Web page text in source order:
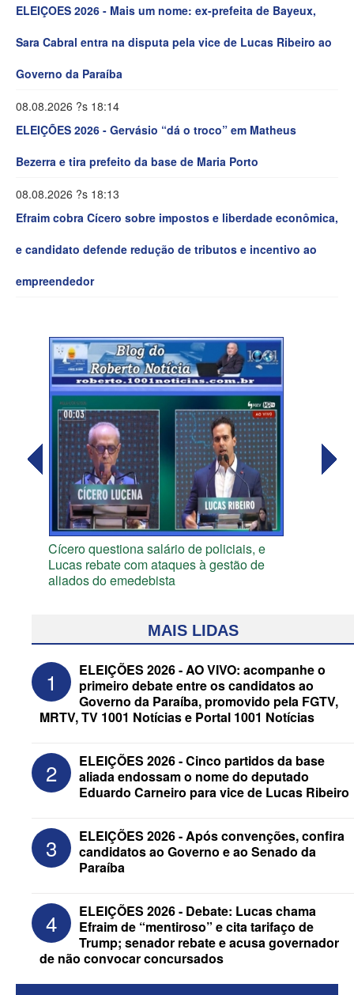
ELEIÇOES 2026 - Mais um nome: ex-prefeita de Bayeux,
Sara Cabral entra na disputa pela vice de Lucas Ribeiro ao
Governo da Paraíba
08.08.2026 ?s 18:14
ELEIÇÕES 2026 - Gervásio “dá o troco” em Matheus
Bezerra e tira prefeito da base de Maria Porto
08.08.2026 ?s 18:13
Efraim cobra Cícero sobre impostos e liberdade econômica,
e candidato defende redução de tributos e incentivo ao
empreendedor
Cícero questiona salário de policiais, e
Lucas rebate com ataques à gestão de
aliados do emedebista
reeleição, Veneziano escolhe segundo
suplente para o Senado; saiba que é
MAIS LIDAS
1
ELEIÇÕES 2026 - AO VIVO: acompanhe o
primeiro debate entre os candidatos ao
Governo da Paraíba, promovido pela FGTV,
MRTV, TV 1001 Notícias e Portal 1001 Notícias
2
ELEIÇÕES 2026 - Cinco partidos da base
aliada endossam o nome do deputado
Eduardo Carneiro para vice de Lucas Ribeiro
3
ELEIÇÕES 2026 - Após convenções, confira
candidatos ao Governo e ao Senado da
Paraíba
4
ELEIÇÕES 2026 - Debate: Lucas chama
Efraim de “mentiroso” e cita tarifaço de
Trump; senador rebate e acusa governador
de não convocar concursados